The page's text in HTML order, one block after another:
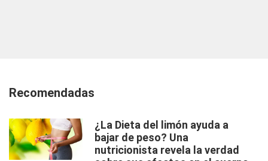
Recomendadas
¿La Dieta del limón ayuda a
bajar de peso? Una
nutricionista revela la verdad